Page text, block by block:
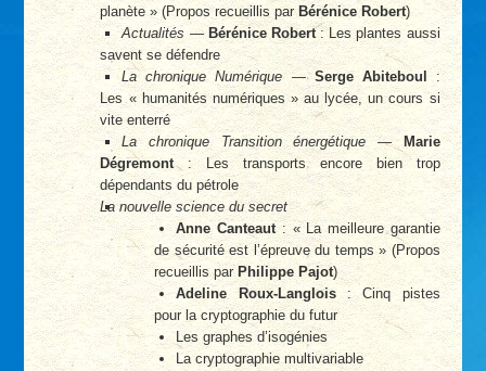
planète » (Propos recueillis par Bérénice Robert)
Actualités — Bérénice Robert: Les plantes aussi
savent se défendre
La chronique Numérique— Serge Abiteboul
:
Les « humanités numériques » au lycée, un cours si
vite enterré
La chronique Transition énergétique — Marie
Dégremont: Les transports encore bien trop
dépendants du pétrole
La nouvelle science du secret
Anne Canteaut: « La meilleure garantie
de sécurité est l’épreuve du temps » (Propos
recueillis par Philippe Pajot)
Adeline Roux-Langlois: Cinq pistes
pour la cryptographie du futur
Les graphes d’isogénies
La cryptographie multivariable